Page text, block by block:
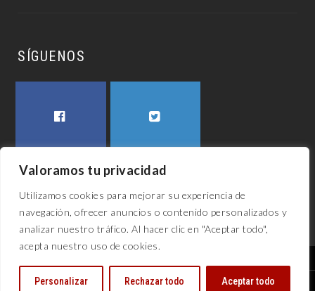
Valoramos tu privacidad
Utilizamos cookies para mejorar su experiencia de
navegación, ofrecer anuncios o contenido personalizados y
analizar nuestro tráfico. Al hacer clic en "Aceptar todo",
acepta nuestro uso de cookies.
Personalizar Rechazar todo Aceptar todo
SÍGUENOS